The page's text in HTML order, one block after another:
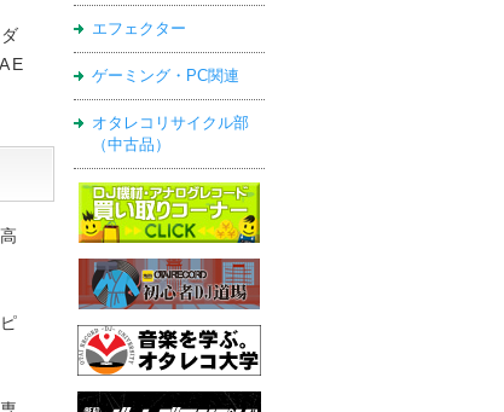
エフェクター
ゲーミング・PC関連
オタレコリサイクル部
（中古品）